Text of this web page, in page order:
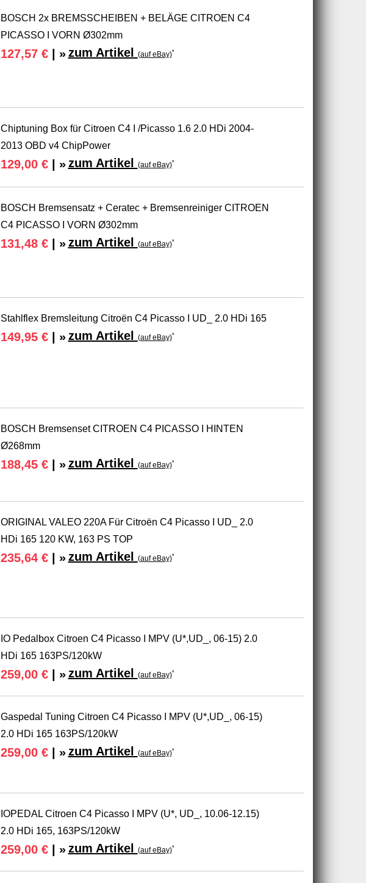
BOSCH 2x BREMSSCHEIBEN + BELÄGE CITROEN C4
PICASSO I VORN Ø302mm
127,57 €| » zum Artikel (auf eBay)*
Chiptuning Box für Citroen C4 I /Picasso 1.6 2.0 HDi 2004-
2013 OBD v4 ChipPower
129,00 €| » zum Artikel (auf eBay)*
BOSCH Bremsensatz + Ceratec + Bremsenreiniger CITROEN
C4 PICASSO I VORN Ø302mm
131,48 €| » zum Artikel (auf eBay)*
Stahlflex Bremsleitung Citroën C4 Picasso I UD_ 2.0 HDi 165
149,95 €| » zum Artikel (auf eBay)*
BOSCH Bremsenset CITROEN C4 PICASSO I HINTEN
Ø268mm
188,45 €| » zum Artikel (auf eBay)*
ORIGINAL VALEO 220A Für Citroën C4 Picasso I UD_ 2.0
HDi 165 120 KW, 163 PS TOP
235,64 €| » zum Artikel (auf eBay)*
IO Pedalbox Citroen C4 Picasso I MPV (U*,UD_, 06-15) 2.0
HDi 165 163PS/120kW
259,00 €| » zum Artikel (auf eBay)*
Gaspedal Tuning Citroen C4 Picasso I MPV (U*,UD_, 06-15)
2.0 HDi 165 163PS/120kW
259,00 €| » zum Artikel (auf eBay)*
IOPEDAL Citroen C4 Picasso I MPV (U*, UD_, 10.06-12.15)
2.0 HDi 165, 163PS/120kW
259,00 €| » zum Artikel (auf eBay)*